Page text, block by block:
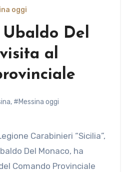
oggi
Del
al
, #Messina oggi
Del Monaco, ha
Comando Provinciale